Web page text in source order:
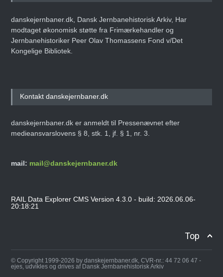
danskejernbaner.dk, Dansk Jernbanehistorisk Arkiv, Har
modtaget økonomisk støtte fra Frimærkehandler og
Jernbanehistoriker Peer Olav Thomassens Fond v/Det
Kongelige Bibliotek.
Kontakt danskejernbaner.dk
danskejernbaner.dk er anmeldt til Pressenævnet efter
medieansvarslovens § 8, stk. 1, jf. § 1, nr. 3.
mail: mail@danskejernbaner.dk
RAIL Data Explorer CMS Version 4.3.0 - build: 2026.06.06-
20:18:21
Top
© Copyright 1999-2026 by danskejernbaner.dk, CVR-nr.: 44 72 06 47 -
ejes, udvikles og drives af Dansk Jernbanehistorisk Arkiv